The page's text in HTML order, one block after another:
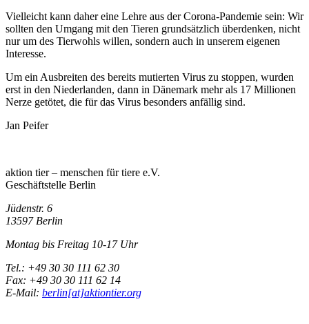
Vielleicht kann daher eine Lehre aus der Corona-Pandemie sein: Wir
sollten den Umgang mit den Tieren grundsätzlich überdenken, nicht
nur um des Tierwohls willen, sondern auch in unserem eigenen
Interesse.
Um ein Ausbreiten des bereits mutierten Virus zu stoppen, wurden
erst in den Niederlanden, dann in Dänemark mehr als 17 Millionen
Nerze getötet, die für das Virus besonders anfällig sind.
Jan Peifer
aktion tier – menschen für tiere e.V.
Geschäftstelle Berlin
Jüdenstr. 6
13597 Berlin
Montag bis Freitag 10-17 Uhr
Tel.: +49 30 30 111 62 30
Fax: +49 30 30 111 62 14
E-Mail: berlin[at]aktiontier.org